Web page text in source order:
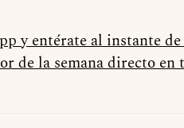
y entérate al instante
de la semana directo